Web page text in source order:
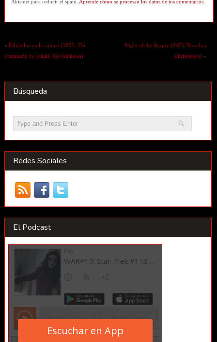
Akismet para reducir el spam. Aprende cómo se procesan los datos de tus comentarios.
« Pálida luz en la colinas (2025. Tôi
yamanami no hikari. Kei Ishikawa)
Night of the Reaper (2025. Brandon
Christensen) »
Búsqueda
Redes Sociales
El Podcast